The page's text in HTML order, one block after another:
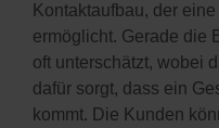
Kontaktaufbau, der
ermöglicht. Gerade die
oft unterschätzt, wobei
dafür sorgt, dass ein
kommt. Die Kunden